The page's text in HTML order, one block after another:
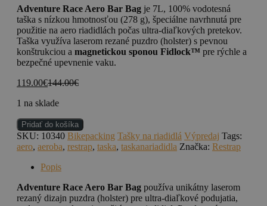
Adventure Race Aero Bar Bag je 7L, 100% vodotesná
taška s nízkou hmotnosťou (278 g), špeciálne navrhnutá pre
použitie na aero riadidlách počas ultra-diaľkových pretekov.
Taška využíva laserom rezané puzdro (holster) s pevnou
konštrukciou a magnetickou sponou Fidlock™ pre rýchle a
bezpečné upevnenie vaku.
119.00€144.00€
1 na sklade
množstvo
RESTRAP
Race
BLK
Pridať do košíka
SKU: 10340 Bikepacking Tašky na riadidlá Výpredaj Tags:
aero, aeroba, restrap, taska, taskanariadidla Značka: Restrap
Popis
Adventure Race Aero Bar Bag používa unikátny laserom
rezaný dizajn puzdra (holster) pre ultra-diaľkové podujatia,